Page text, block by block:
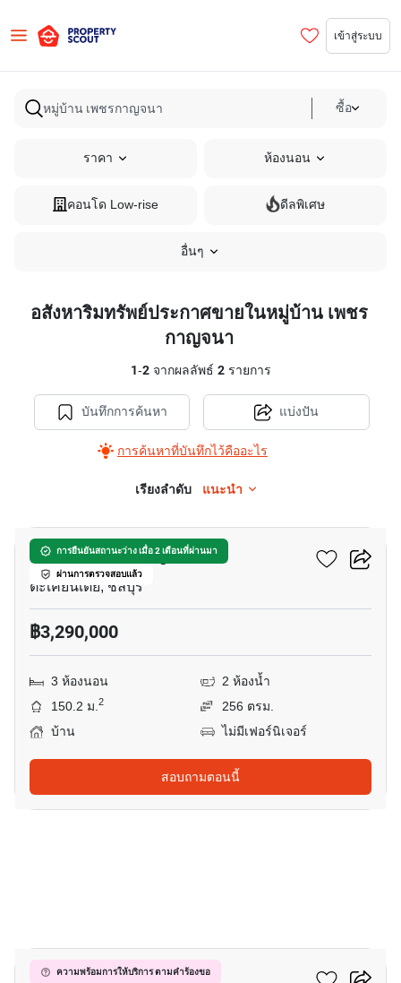
เข้าสู่ระบบ
ซื้อ
ราคา ห้องนอน
คอนโด Low-rise ดีลพิเศษ
อื่นๆ
อสังหาริมทรัพย์ประกาศขายในหมู่บ้าน เพชร
กาญจนา
1-2จากผลลัพธ์ 2รายการ
บันทึกการค้นหา
การค้นหาที่บันทึกไว้คืออะไร
แบ่งปัน
เรียงลำดับ แนะนำ
การยืนยันสถานะว่าง เมื่อ 2 เดือนที่ผ่านมา
ผ่านการตรวจสอบแล้ว
หมู่บ้าน เพชรกาญจนา
ตะเคียนเตี้ย, ชลบุรี
฿3,290,000
3 ห้องนอน
2 ห้องน้ำ
150.2 ม.2
256 ตรม.
บ้าน
ไม่มีเฟอร์นิเจอร์
สอบถามตอนนี้
ความพร้อมการให้บริการ ตามคำร้องขอ
หมู่บ้าน เพชรกาญจนา